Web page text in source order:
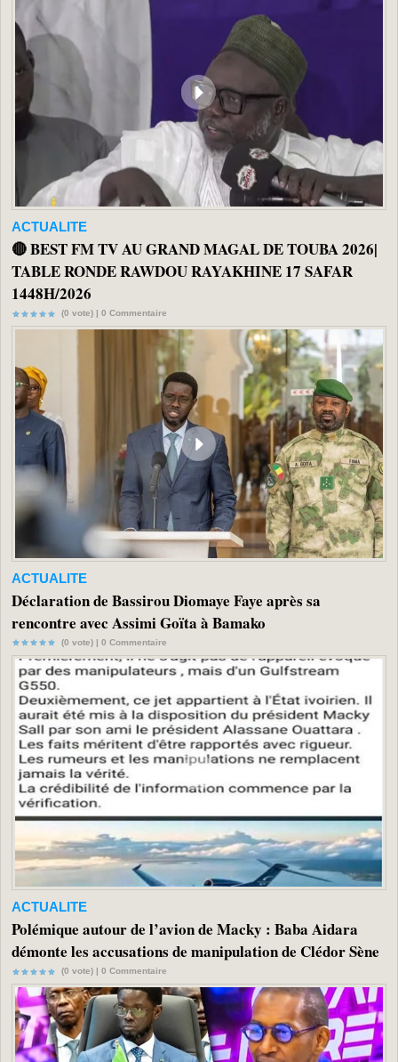
ACTUALITE
🔴 BEST FM TV AU GRAND MAGAL DE TOUBA 2026|
TABLE RONDE RAWDOU RAYAKHINE 17 SAFAR
1448H/2026
(0 vote) | 0 Commentaire
ACTUALITE
Déclaration de Bassirou Diomaye Faye après sa
rencontre avec Assimi Goïta à Bamako
(0 vote) | 0 Commentaire
ACTUALITE
Polémique autour de l’avion de Macky : Baba Aidara
démonte les accusations de manipulation de Clédor Sène
(0 vote) | 0 Commentaire